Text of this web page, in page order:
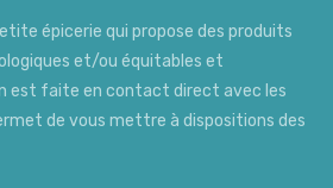
épicerie qui propose des produits
et/ou équitables et
est faite en contact direct avec les
de vous mettre à dispositions des